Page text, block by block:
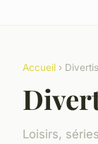
Accueil ›
Loisirs,